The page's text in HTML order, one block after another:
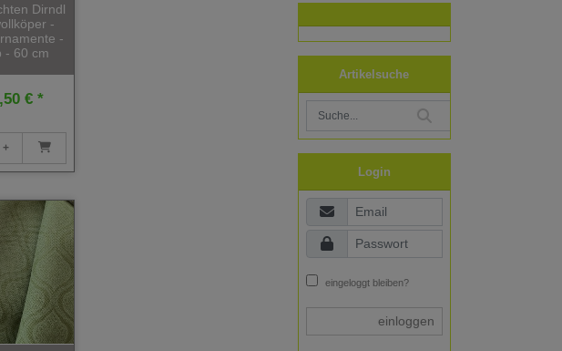
Dirndl
-
-
- 60 cm
€ *
Artikelsuche
Login
eingeloggt bleiben?
einloggen